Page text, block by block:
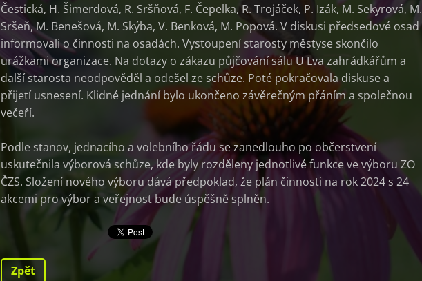
Čestická, H. Šimerdová, R. Sršňová, F. Čepelka, R. Trojáček, P. Izák, M. Sekyrová, M.
Sršeň, M. Benešová, M. Skýba, V. Benková, M. Popová. V diskusi předsedové osad
informovali o činnosti na osadách. Vystoupení starosty městyse skončilo
urážkami organizace. Na dotazy o zákazu půjčování sálu U Lva zahrádkářům a
další starosta neodpověděl a odešel ze schůze. Poté pokračovala diskuse a
přijetí usnesení. Klidné jednání bylo ukončeno závěrečným přáním a společnou
večeří.
Podle stanov, jednacího a volebního řádu se zanedlouho po občerstvení
uskutečnila výborová schůze, kde byly rozděleny jednotlivé funkce ve výboru ZO
ČZS. Složení nového výboru dává předpoklad, že plán činnosti na rok 2024 s 24
akcemi pro výbor a veřejnost bude úspěšně splněn.
Zpět